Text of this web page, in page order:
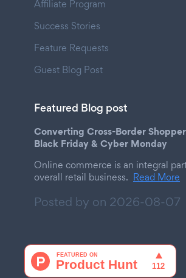
Affiliate Program
Success Stories
Feature Requests
Guest Blog Post
Featured Blog post
Converting Cross-Border
Black Friday & Cyber Monday
Online commerce is an integral
overall retail business. Read More
Posted by on 2026-08-07